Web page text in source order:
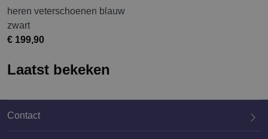
heren veterschoenen blauw
zwart
€ 199,90
Laatst bekeken
Contact